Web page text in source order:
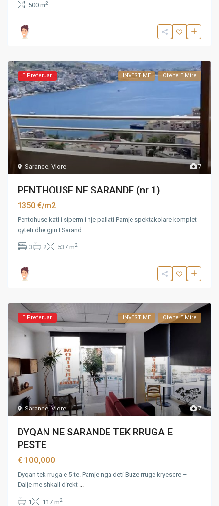
500 m2
7
Sarande,Vlore
E Preferuar INVESTIME Oferte E Mire
PENTHOUSE NE SARANDE (nr 1)
1350 €/m2
Pentohuse kati i siperm i nje pallati Pamje spektakolare komplet
qyteti dhe gjiri I Sarand ...
3 2 537 m2
7
Sarande,Vlore
E Preferuar INVESTIME Oferte E Mire
DYQAN NE SARANDE TEK RRUGA E
PESTE
€ 100,000
Dyqan tek rruga e 5-te. Pamje nga deti Buze rruge kryesore –
Dalje me shkall direkt ...
1 117 m2